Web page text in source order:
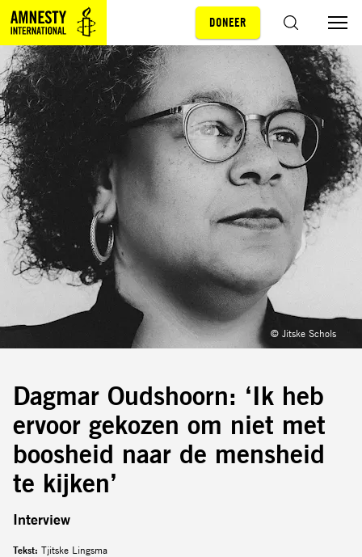
Sla navigatie over
DONEER
Dagmar Oudshoorn: ‘Ik heb
ervoor gekozen om niet met
boosheid naar de mensheid
te kijken’
Interview
Tekst: Tjitske Lingsma
© Jitske Schols